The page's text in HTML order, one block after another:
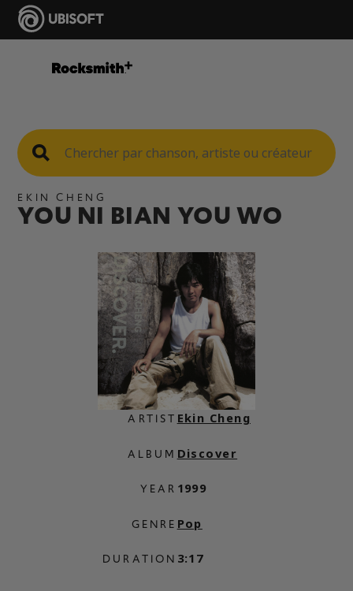
EKIN CHENG
YOU NI BIAN YOU WO
ARTIST
ALBUM
YEAR
GENRE
DURATION
Ekin Cheng
Discover
1999
Pop
3:17